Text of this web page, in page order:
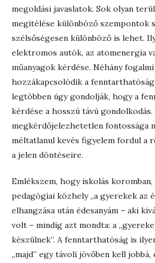
megoldási javaslatok. Sok olyan
megítélése különböző szempontok
szélsőségesen különböző is lehet.
elektromos autók, az atomenergia
műanyagok kérdése. Néhány
hozzákapcsolódik a
legtöbben úgy gondolják, hogy a
kérdése a hosszú távú
megkérdőjelezhetetlen fontossága
méltatlanul kevés figyelem fordul a
a jelen döntéseire.
Emlékszem, hogy iskolás
pedagógiai közhely „a gyerekek az
elhangzása után édesanyám – aki
volt – mindig azt mondta: a
készülnek”. A fenntarthatóság is
„majd” egy távoli jövőben kell